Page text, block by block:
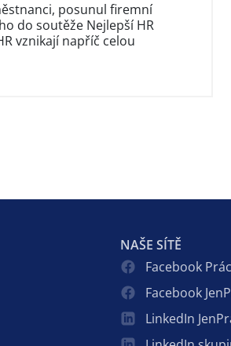
posunul firemní
do soutěže Nejlepší HR
vznikají napříč celou
NAŠE SÍTĚ
Facebook
Facebook
LinkedIn